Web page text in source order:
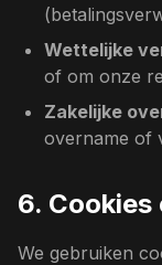
Wettelijke
of om onze
Zakelijke
overname of
6.
We gebruiken